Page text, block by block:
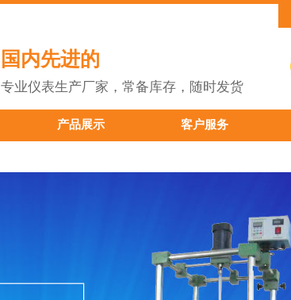
国内先进的
专业仪表生产厂家，常备库存，随时发货
产品展示 客户服务